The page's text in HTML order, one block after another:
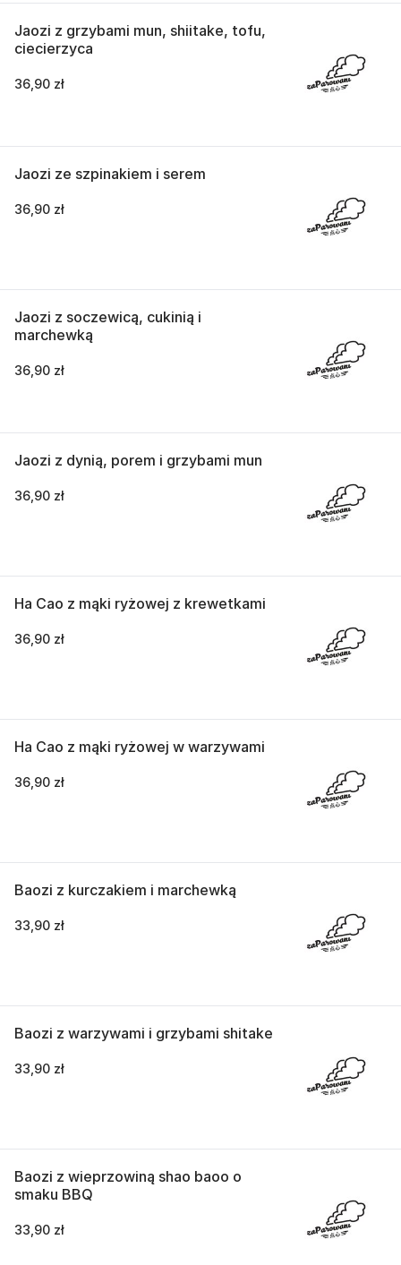
Jaozi z grzybami mun, shiitake, tofu,
ciecierzyca
36,90 zł
Jaozi ze szpinakiem i serem
36,90 zł
Jaozi z soczewicą, cukinią i
marchewką
36,90 zł
Jaozi z dynią, porem i grzybami mun
36,90 zł
Ha Cao z mąki ryżowej z krewetkami
36,90 zł
Ha Cao z mąki ryżowej w warzywami
36,90 zł
Baozi z kurczakiem i marchewką
33,90 zł
Baozi z warzywami i grzybami shitake
33,90 zł
Baozi z wieprzowiną shao baoo o
smaku BBQ
33,90 zł